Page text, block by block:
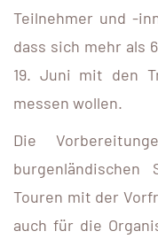
Teilnehmer und -
dass sich mehr als
19. Juni mit den
messen wollen.
Die
Touren mit der
auch für die